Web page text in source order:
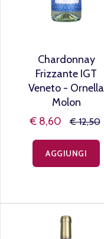
Chardonnay
Frizzante IGT
Veneto - Ornella
Molon
€ 8,60
€ 12,50
AGGIUNGI